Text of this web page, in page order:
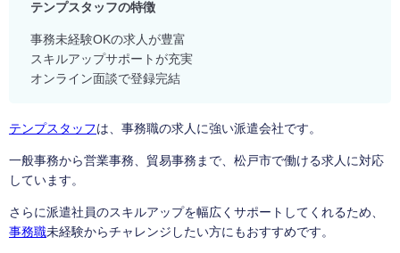
テンプスタッフの特徴
事務未経験OKの求人が豊富
スキルアップサポートが充実
オンライン面談で登録完結
テンプスタッフは、事務職の求人に強い派遣会社です。
一般事務から営業事務、貿易事務まで、松戸市で働ける求人に対応
しています。
さらに派遣社員のスキルアップを幅広くサポートしてくれるため、
事務職未経験からチャレンジしたい方にもおすすめです。